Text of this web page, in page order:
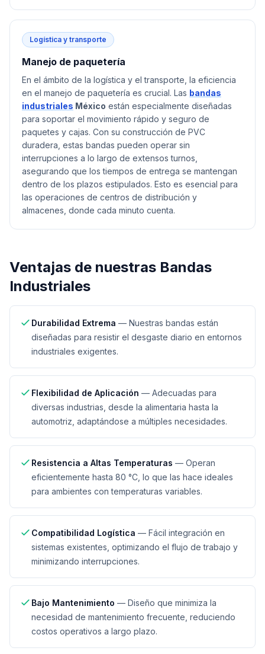
Logística y transporte
Manejo de paquetería
En el ámbito de la logística y el transporte, la eficiencia
en el manejo de paquetería es crucial. Las bandas
industriales México están especialmente diseñadas
para soportar el movimiento rápido y seguro de
paquetes y cajas. Con su construcción de PVC
duradera, estas bandas pueden operar sin
interrupciones a lo largo de extensos turnos,
asegurando que los tiempos de entrega se mantengan
dentro de los plazos estipulados. Esto es esencial para
las operaciones de centros de distribución y
almacenes, donde cada minuto cuenta.
Ventajas de nuestras Bandas
Industriales
Durabilidad Extrema — Nuestras bandas están
diseñadas para resistir el desgaste diario en entornos
industriales exigentes.
Flexibilidad de Aplicación — Adecuadas para
diversas industrias, desde la alimentaria hasta la
automotriz, adaptándose a múltiples necesidades.
Resistencia a Altas Temperaturas — Operan
eficientemente hasta 80 °C, lo que las hace ideales
para ambientes con temperaturas variables.
Compatibilidad Logística — Fácil integración en
sistemas existentes, optimizando el flujo de trabajo y
minimizando interrupciones.
Bajo Mantenimiento — Diseño que minimiza la
necesidad de mantenimiento frecuente, reduciendo
costos operativos a largo plazo.